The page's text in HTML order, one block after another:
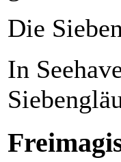
Die Sieben
In